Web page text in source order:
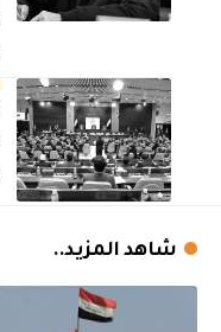
شاهد المزيد..